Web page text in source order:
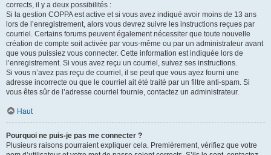
corrects, il y a deux possibilités :
Si la gestion COPPA est active et si vous avez indiqué avoir moins de 13 ans
lors de l’enregistrement, alors vous devrez suivre les instructions reçues par
courriel. Certains forums peuvent également nécessiter que toute nouvelle
création de compte soit activée par vous-même ou par un administrateur avant
que vous puissiez vous connecter. Cette information est indiquée lors de
l’enregistrement. Si vous avez reçu un courriel, suivez ses instructions.
Si vous n’avez pas reçu de courriel, il se peut que vous ayez fourni une
adresse incorrecte ou que le courriel ait été traité par un filtre anti-spam. Si
vous êtes sûr de l’adresse courriel fournie, contactez un administrateur.
Haut
Pourquoi ne puis-je pas me connecter ?
Plusieurs raisons pourraient expliquer cela. Premièrement, vérifiez que votre